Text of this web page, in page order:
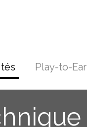
Play-to-